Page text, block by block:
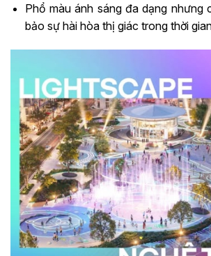
Phổ màu ánh sáng đa dạng nhưng
bảo sự hài hòa thị giác trong thời